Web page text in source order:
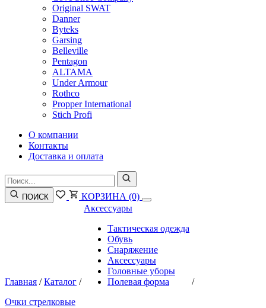
Original SWAT
Danner
Byteks
Garsing
Belleville
Pentagon
ALTAMA
Under Armour
Rothco
Propper International
Stich Profi
О компании
Контакты
Доставка и оплата
ПОИСК КОРЗИНА (0)
Главная /Каталог /
Аксессуары
Тактическая одежда
Обувь
Снаряжение
Аксессуары
Головные уборы
Полевая форма
/
Очки стрелковые